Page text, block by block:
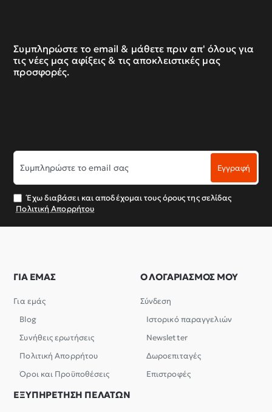
Συμπληρώστε το email & μάθετε πριν απ' όλους για
τις νέες μας αφίξεις & τις αποκλειστικές μας
προσφορές.
Συμπληρώστε
το
email
σας
Εγγραφή
Έχω διαβάσει και αποδέχομαι τους όρους της σελίδας
Πολιτική Απορρήτου
ΓΙΑ ΕΜΑΣ
Για εμάς
Blog
Συνήθεις ερωτήσεις
Πολιτική Απορρήτου
Όροι και Προϋποθέσεις
Ο ΛΟΓΑΡΙΑΣΜΟΣ ΜΟΥ
Σύνδεση
Ιστορικό παραγγελιών
Newsletter
Δωροεπιταγές
Επιστροφές
ΕΞΥΠΗΡΕΤΗΣΗ ΠΕΛΑΤΩΝ